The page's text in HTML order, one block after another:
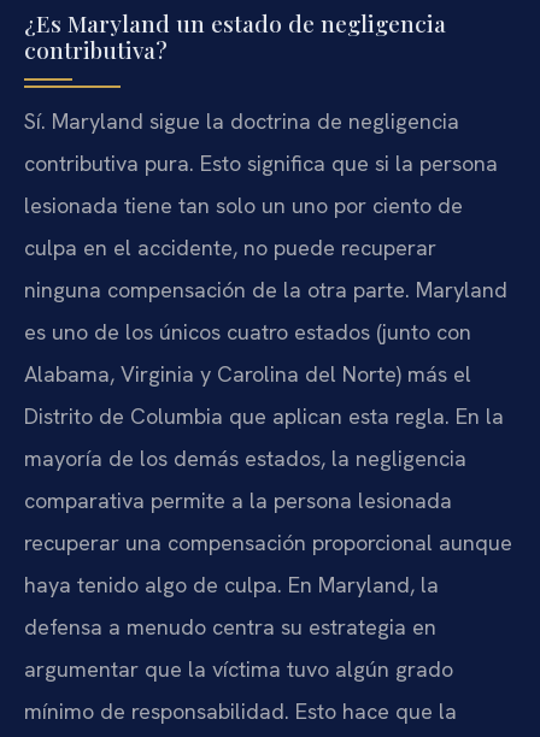
¿Es Maryland un estado de negligencia
contributiva?
Sí. Maryland sigue la doctrina de negligencia
contributiva pura. Esto significa que si la persona
lesionada tiene tan solo un uno por ciento de
culpa en el accidente, no puede recuperar
ninguna compensación de la otra parte. Maryland
es uno de los únicos cuatro estados (junto con
Alabama, Virginia y Carolina del Norte) más el
Distrito de Columbia que aplican esta regla. En la
mayoría de los demás estados, la negligencia
comparativa permite a la persona lesionada
recuperar una compensación proporcional aunque
haya tenido algo de culpa. En Maryland, la
defensa a menudo centra su estrategia en
argumentar que la víctima tuvo algún grado
mínimo de responsabilidad. Esto hace que la